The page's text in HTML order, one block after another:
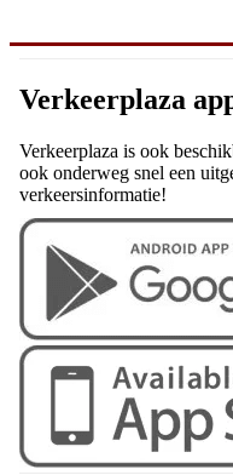
Verkeerplaza
Verkeerplaza is ook
ook onderweg snel een
verkeersinformatie!